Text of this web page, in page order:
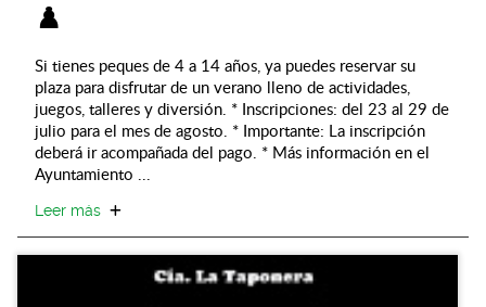
♟️
Si tienes peques de 4 a 14 años, ya puedes reservar su
plaza para disfrutar de un verano lleno de actividades,
juegos, talleres y diversión. * Inscripciones: del 23 al 29 de
julio para el mes de agosto. * Importante: La inscripción
deberá ir acompañada del pago. * Más información en el
Ayuntamiento ...
Leer más